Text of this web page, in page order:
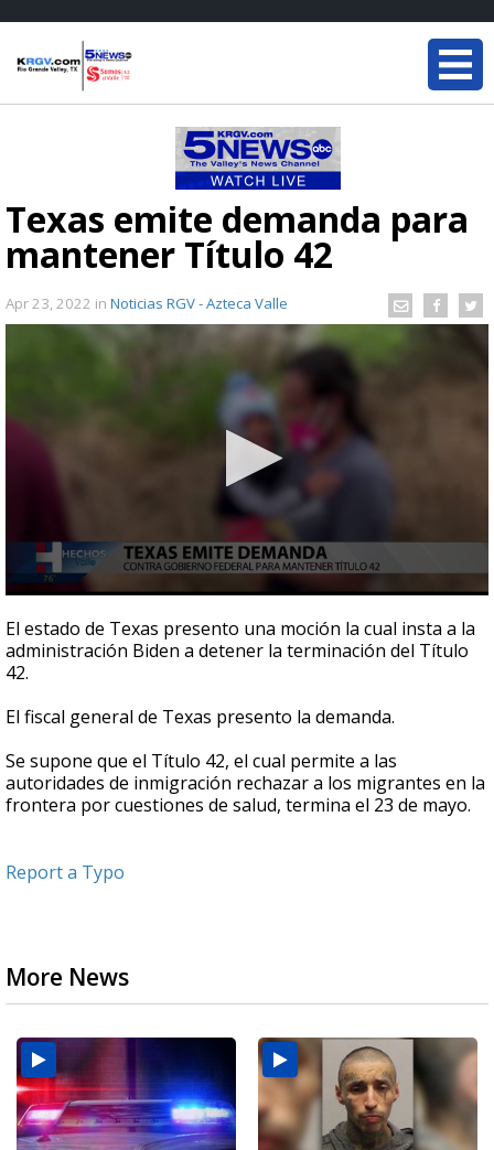
Texas emite demanda para
mantener Título 42
Apr 23, 2022 in Noticias RGV - Azteca Valle
seconds
of
56
seconds
El estado de Texas presento una moción la cual insta a la
administración Biden a detener la terminación del Título
42.
El fiscal general de Texas presento la demanda.
Se supone que el Título 42, el cual permite a las
autoridades de inmigración rechazar a los migrantes en la
frontera por cuestiones de salud, termina el 23 de mayo.
Report a Typo
More News